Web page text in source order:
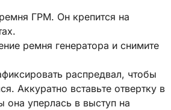
ГРМ. Он крепится на
ремня генератора и снимите
распредвал, чтобы
Аккуратно вставьте отвертку в
она уперлась в выступ на